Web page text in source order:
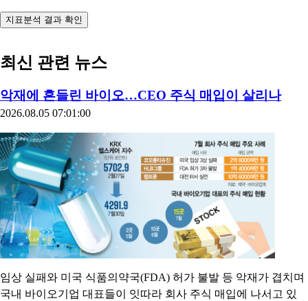
지표분석 결과 확인
최신 관련 뉴스
악재에 흔들린 바이오…CEO 주식 매입이 살리나
2026.08.05 07:01:00
임상 실패와 미국 식품의약국(FDA) 허가 불발 등 악재가 겹치며
국내 바이오기업 대표들이 잇따라 회사 주식 매입에 나서고 있